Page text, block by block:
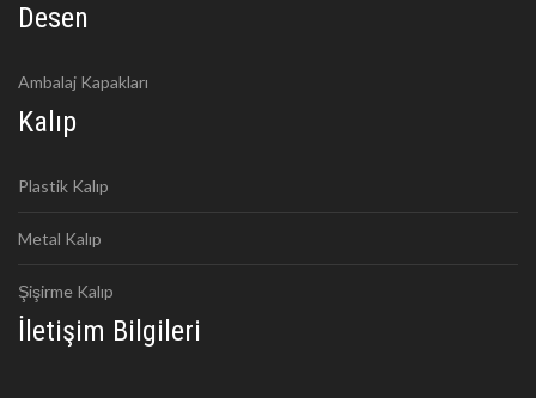
Desen
Ambalaj Kapakları
Kalıp
Plastik Kalıp
Metal Kalıp
Şişirme Kalıp
İletişim Bilgileri